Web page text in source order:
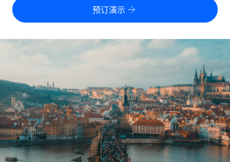
第三方合同工托管服务
PEO
外包复杂雇佣任务
基础设施
Remote Embedded
将人力资源无缝融入工作流程
Remote 无惧对比
了解我们的竞争优势
成长阶段
初创企业
为成长型企业量身打造的全球敏捷型人力资源与薪资解决方案
中型市场
通过定制化人力资源解决方案扩展团队
按国家/地区检查员工误分类风险
计算任何国家的员工总成本
通过 REMOTE 学习
研究与指引
案例研究
中文（简体）
Nederlands
Français
Deutsch
Español
预订演示